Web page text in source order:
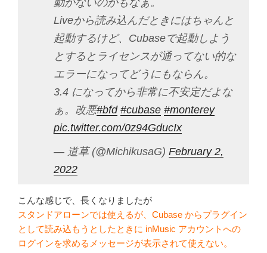
動かないのかもなぁ。
Liveから読み込んだときにはちゃんと
起動するけど、Cubaseで起動しよう
とするとライセンスが通ってない的な
エラーになってどうにもならん。
3.4 になってから非常に不安定だよな
ぁ。改悪#bfd #cubase #monterey
pic.twitter.com/0z94GducIx
— 道草 (@MichikusaG) February 2,
2022
こんな感じで、長くなりましたが
スタンドアローンでは使えるが、Cubase からプラグイン
として読み込もうとしたときに inMusic アカウントへの
ログインを求めるメッセージが表示されて使えない。